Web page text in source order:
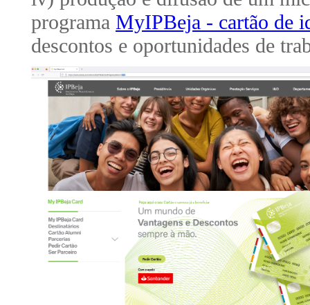
programa MyIPBeja - cartão de
descontos e oportunidades de